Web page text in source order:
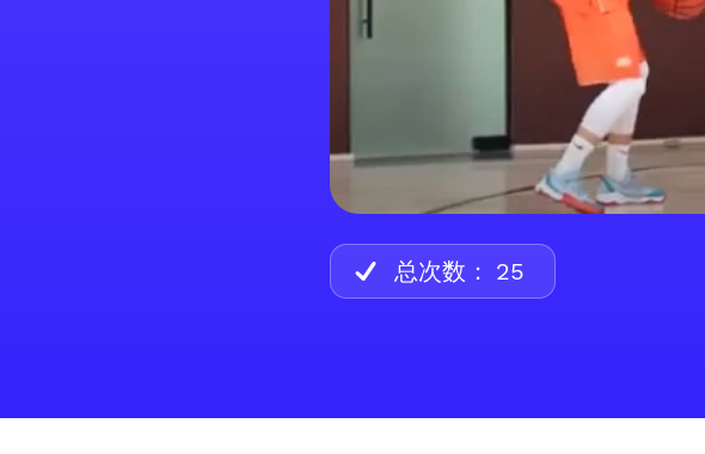
总次数： 25